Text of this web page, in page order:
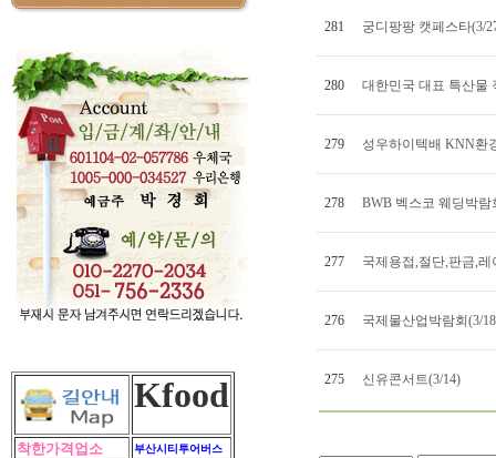
Kfood
착한가격업소 부산시티투어버스
281 궁디팡팡 캣페스타(3/
280 대한민국 대표 특산물
279 성우하이텍배 KNN환
278 BWB 벡스코 웨딩박람
277 국제용접,절단,판금,레
276 국제물산업박람회(3/
275 신유콘서트(3/14)